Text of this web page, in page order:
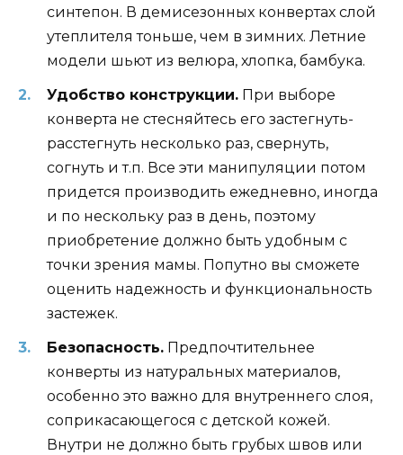
синтепон. В демисезонных конвертах слой
утеплителя тоньше, чем в зимних. Летние
модели шьют из велюра, хлопка, бамбука.
Удобство конструкции. При выборе
конверта не стесняйтесь его застегнуть-
расстегнуть несколько раз, свернуть,
согнуть и т.п. Все эти манипуляции потом
придется производить ежедневно, иногда
и по нескольку раз в день, поэтому
приобретение должно быть удобным с
точки зрения мамы. Попутно вы сможете
оценить надежность и функциональность
застежек.
Безопасность. Предпочтительнее
конверты из натуральных материалов,
особенно это важно для внутреннего слоя,
соприкасающегося с детской кожей.
Внутри не должно быть грубых швов или